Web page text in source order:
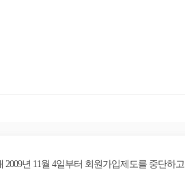
년 11월 4일부터 회원가입제도를 중단하고